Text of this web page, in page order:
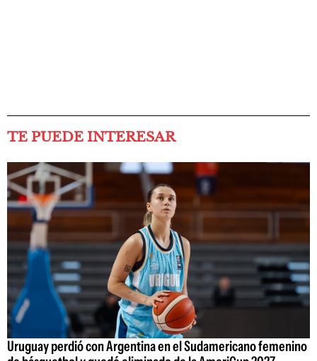
TE PUEDE INTERESAR
Uruguay perdió con Argentina en el Sudamericano femenino